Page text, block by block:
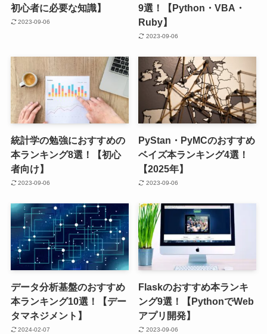
初心者に必要な知識】
2023-09-06
9選！【Python・VBA・
Ruby】
2023-09-06
統計学の勉強におすすめの
本ランキング8選！【初心
者向け】
2023-09-06
PyStan・PyMCのおすすめ
ベイズ本ランキング4選！
【2025年】
2023-09-06
データ分析基盤のおすすめ
本ランキング10選！【デー
タマネジメント】
2024-02-07
Flaskのおすすめ本ランキ
ング9選！【PythonでWeb
アプリ開発】
2023-09-06